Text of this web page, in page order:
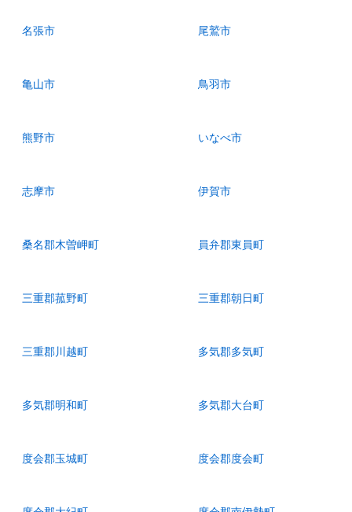
名張市 尾鷲市
亀山市 鳥羽市
熊野市 いなべ市
志摩市 伊賀市
桑名郡木曽岬町 員弁郡東員町
三重郡菰野町 三重郡朝日町
三重郡川越町 多気郡多気町
多気郡明和町 多気郡大台町
度会郡玉城町 度会郡度会町